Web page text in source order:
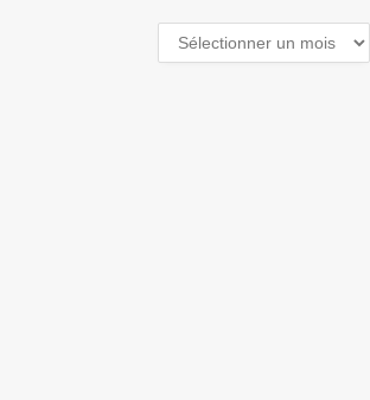
Archives